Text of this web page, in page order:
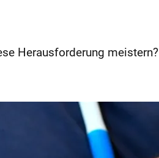
Herausforderung meistern?